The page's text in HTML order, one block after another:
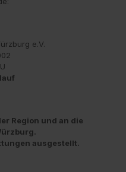
e.V.
Region und an die
ausgestellt.